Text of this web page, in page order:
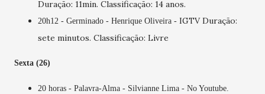
Duração: 11min. Classificação: 14 anos.
20h12 - Germinado - Henrique Oliveira - IGTV Duração:
sete minutos. Classificação: Livre
Sexta (26)
20 horas - Palavra-Alma - Silvianne Lima - No Youtube.